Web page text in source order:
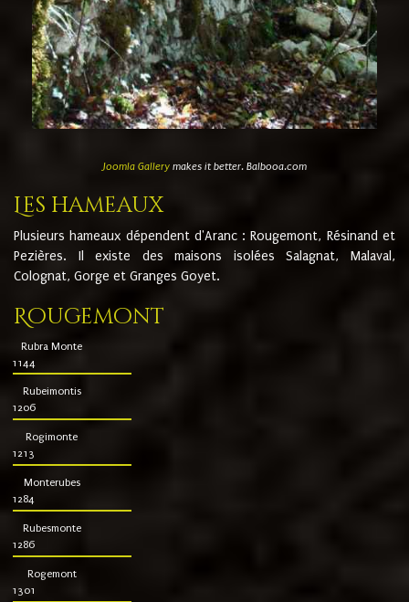
Joomla Gallerymakes it better. Balbooa.com
Les hameaux
Plusieurs hameaux dépendent d'Aranc : Rougemont, Résinand et
Pezières. Il existe des maisons isolées Salagnat, Malaval,
Colognat, Gorge et Granges Goyet.
Rougemont
Rubra Monte
1144
Rubeimontis
1206
Rogimonte
1213
Monterubes
1284
Rubesmonte
1286
Rogemont
1301